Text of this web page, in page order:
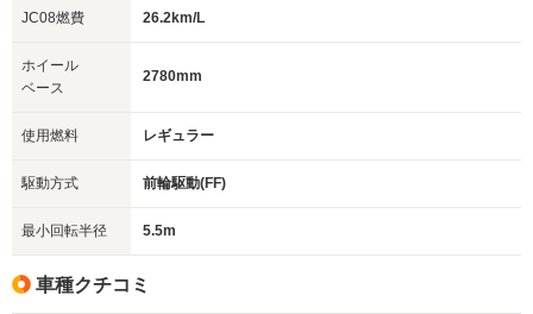
JC08燃費 26.2km/L
ホイール
ベース
2780mm
使用燃料 レギュラー
駆動方式 前輪駆動(FF)
最小回転半径 5.5m
車種クチコミ